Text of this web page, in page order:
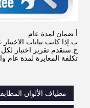
أ.ضمان لمدة عام.
ب.إذا كانت بيانات
ج.سنقدم تقرير اختبار
تكلفة المعايرة لمدة عام
مطياف الألوان